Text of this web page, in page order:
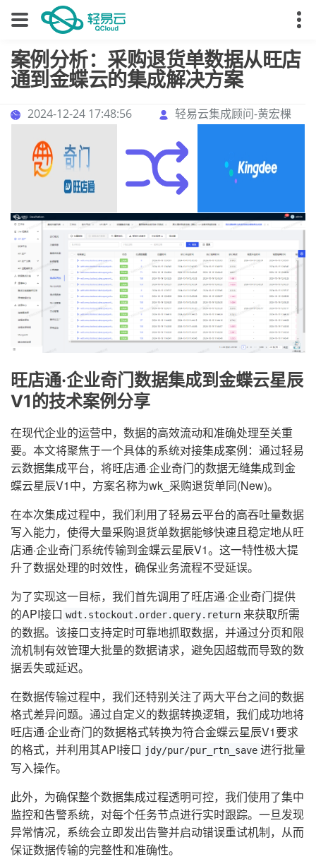
案例分析：采购退货单数据从旺店
通到金蝶云的集成解决方案
2024-12-24 17:48:56 轻易云集成顾问-黄宏棵
旺店通·企业奇门数据集成到金蝶云星辰
V1的技术案例分享
在现代企业的运营中，数据的高效流动和准确处理至关重
要。本文将聚焦于一个具体的系统对接集成案例：通过轻易
云数据集成平台，将旺店通·企业奇门的数据无缝集成到金
蝶云星辰V1中，方案名称为wk_采购退货单同(New)。
在本次集成过程中，我们利用了轻易云平台的高吞吐量数据
写入能力，使得大量采购退货单数据能够快速且稳定地从旺
店通·企业奇门系统传输到金蝶云星辰V1。这一特性极大提
升了数据处理的时效性，确保业务流程不受延误。
为了实现这一目标，我们首先调用了旺店通·企业奇门提供
的API接口 wdt.stockout.order.query.return 来获取所需
的数据。该接口支持定时可靠地抓取数据，并通过分页和限
流机制有效管理大批量的数据请求，避免因超载而导致的数
据丢失或延迟。
在数据传输过程中，我们还特别关注了两大平台之间的数据
格式差异问题。通过自定义的数据转换逻辑，我们成功地将
旺店通·企业奇门的数据格式转换为符合金蝶云星辰V1要求
的格式，并利用其API接口 jdy/pur/pur_rtn_save 进行批量
写入操作。
此外，为确保整个数据集成过程透明可控，我们使用了集中
监控和告警系统，对每个任务节点进行实时跟踪。一旦发现
异常情况，系统会立即发出告警并启动错误重试机制，从而
保证数据传输的完整性和准确性。